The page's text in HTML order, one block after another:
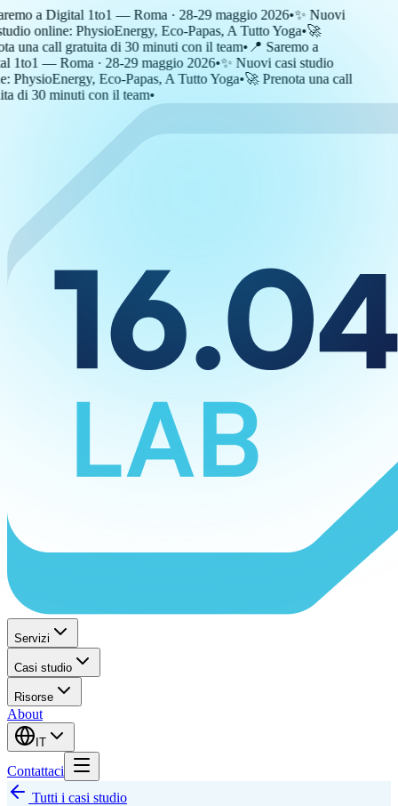
a Digital 1to1 — Roma · 28-29 maggio 2026•✨ Nuovi
online: PhysioEnergy, Eco-Papas, A Tutto Yoga•🚀
una call gratuita di 30 minuti con il team•📍 Saremo a
1to1 — Roma · 28-29 maggio 2026•✨ Nuovi casi studio
PhysioEnergy, Eco-Papas, A Tutto Yoga•🚀 Prenota una call
di 30 minuti con il team•
Servizi
Casi studio
Risorse
About
IT
Contattaci
Tutti i casi studio